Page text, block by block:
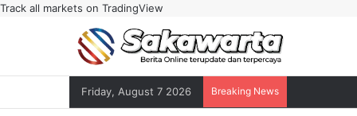
Track all markets on TradingView
Friday, August 7 2026 Breaking News